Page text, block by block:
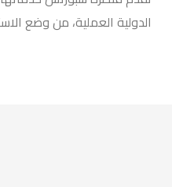
الدولية العملية، من وضع